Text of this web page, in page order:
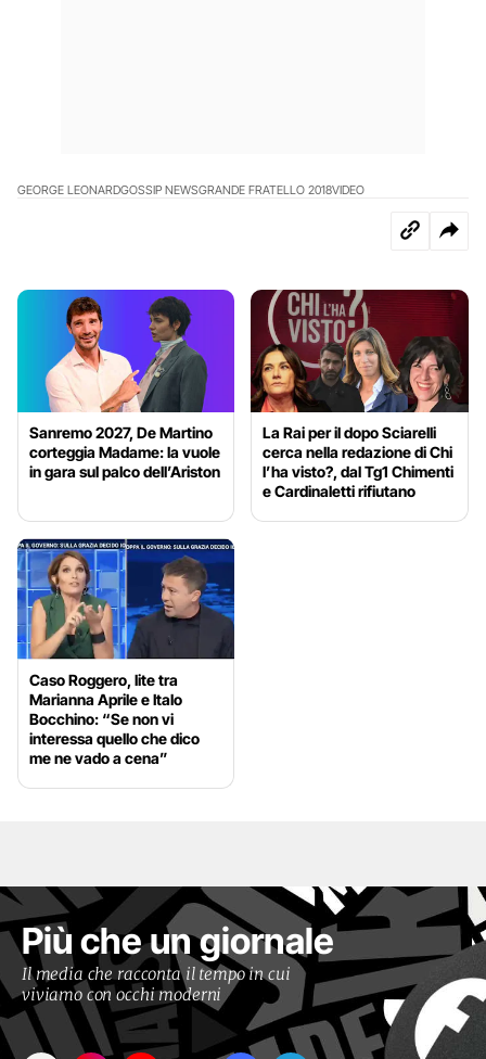
GEORGE LEONARDGOSSIP NEWSGRANDE FRATELLO 2018VIDEO
Sanremo 2027, De Martino
corteggia Madame: la vuole
in gara sul palco dell’Ariston
La Rai per il dopo Sciarelli
cerca nella redazione di Chi
l’ha visto?, dal Tg1 Chimenti
e Cardinaletti rifiutano
Caso Roggero, lite tra
Marianna Aprile e Italo
Bocchino: “Se non vi
interessa quello che dico
me ne vado a cena”
Più che un giornale
Il media che racconta il tempo in cui
viviamo con occhi moderni